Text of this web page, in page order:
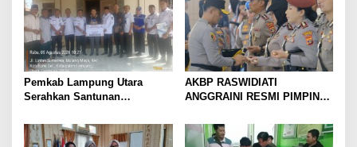
Pemkab Lampung Utara
Serahkan Santunan
Korban Kebakaran
AKBP RASWIDIATI
ANGGRAINI RESMI PIMPIN
BAWA KOMITMEN PERKUAT
KAMTIBMAS DAN